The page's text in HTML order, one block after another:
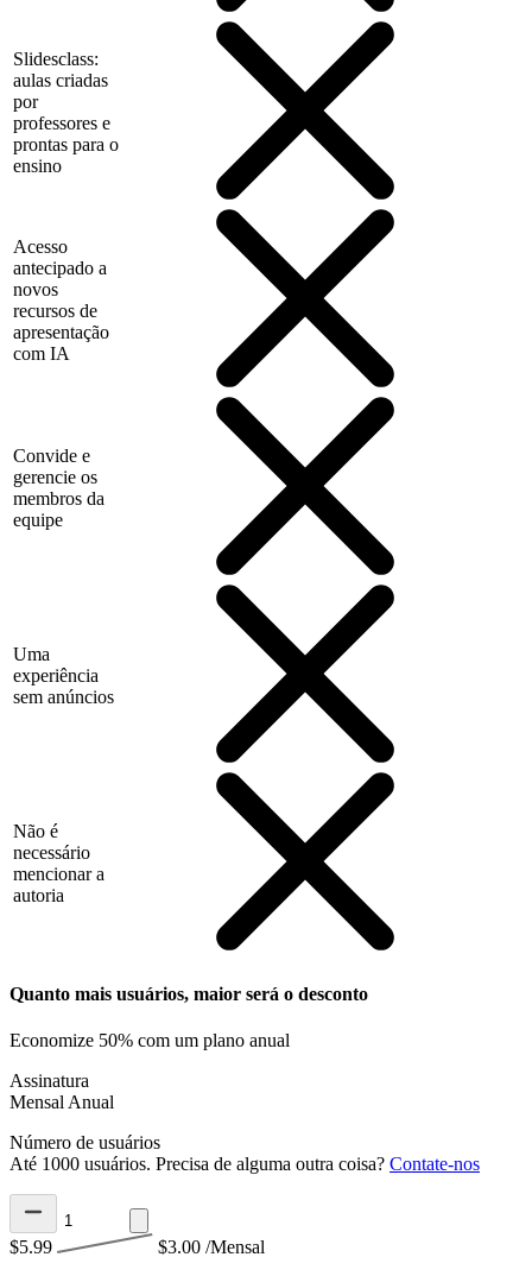
Slidesclass:
aulas criadas
por
professores e
prontas para o
ensino
Acesso
antecipado a
novos
recursos de
apresentação
com IA
Convide e
gerencie os
membros da
equipe
Uma
experiência
sem anúncios
Não é
necessário
mencionar a
autoria
Quanto mais usuários, maior será o desconto
Economize 50% com um plano anual
Assinatura
Mensal Anual
Número de usuários
Até 1000 usuários. Precisa de alguma outra coisa? Contate-nos
$5.99 $3.00 /Mensal